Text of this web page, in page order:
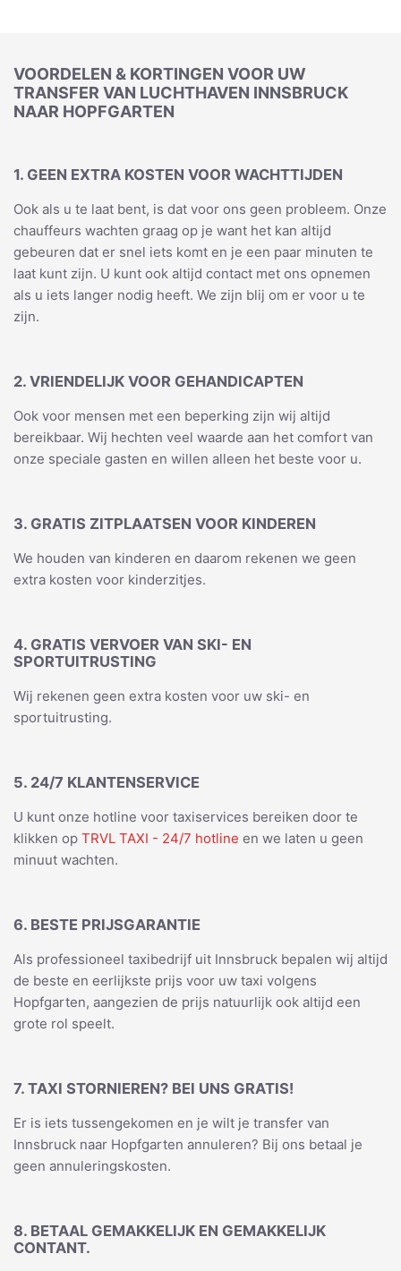
VOORDELEN & KORTINGEN VOOR UW
TRANSFER VAN LUCHTHAVEN INNSBRUCK
NAAR HOPFGARTEN
1. GEEN EXTRA KOSTEN VOOR WACHTTIJDEN
Ook als u te laat bent, is dat voor ons geen probleem. Onze
chauffeurs wachten graag op je want het kan altijd
gebeuren dat er snel iets komt en je een paar minuten te
laat kunt zijn. U kunt ook altijd contact met ons opnemen
als u iets langer nodig heeft. We zijn blij om er voor u te
zijn.
2. VRIENDELIJK VOOR GEHANDICAPTEN
Ook voor mensen met een beperking zijn wij altijd
bereikbaar. Wij hechten veel waarde aan het comfort van
onze speciale gasten en willen alleen het beste voor u.
3. GRATIS ZITPLAATSEN VOOR KINDEREN
We houden van kinderen en daarom rekenen we geen
extra kosten voor kinderzitjes.
4. GRATIS VERVOER VAN SKI- EN
SPORTUITRUSTING
Wij rekenen geen extra kosten voor uw ski- en
sportuitrusting.
5. 24/7 KLANTENSERVICE
U kunt onze hotline voor taxiservices bereiken door te
klikken op TRVL TAXI - 24/7 hotline en we laten u geen
minuut wachten.
6. BESTE PRIJSGARANTIE
Als professioneel taxibedrijf uit Innsbruck bepalen wij altijd
de beste en eerlijkste prijs voor uw taxi volgens
Hopfgarten, aangezien de prijs natuurlijk ook altijd een
grote rol speelt.
7. TAXI STORNIEREN? BEI UNS GRATIS!
Er is iets tussengekomen en je wilt je transfer van
Innsbruck naar Hopfgarten annuleren? Bij ons betaal je
geen annuleringskosten.
8. BETAAL GEMAKKELIJK EN GEMAKKELIJK
CONTANT.